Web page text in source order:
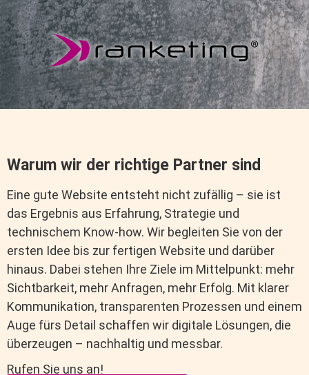
Warum wir der richtige Partner sind
Eine gute Website entsteht nicht zufällig – sie ist
das Ergebnis aus Erfahrung, Strategie und
technischem Know-how. Wir begleiten Sie von der
ersten Idee bis zur fertigen Website und darüber
hinaus. Dabei stehen Ihre Ziele im Mittelpunkt: mehr
Sichtbarkeit, mehr Anfragen, mehr Erfolg. Mit klarer
Kommunikation, transparenten Prozessen und einem
Auge fürs Detail schaffen wir digitale Lösungen, die
überzeugen – nachhaltig und messbar.
Rufen Sie uns an!